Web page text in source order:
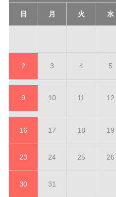
日 月 火 水
2 3 4 5
9 10 11 12
16 17 18 19
23 24 25 26
30 31